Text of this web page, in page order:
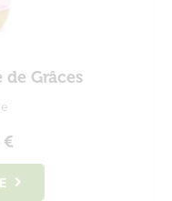
Grâces
€